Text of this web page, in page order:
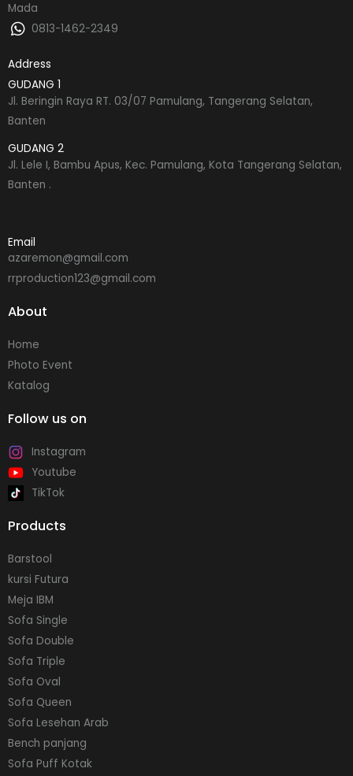
Mada
0813-1462-2349
Address
GUDANG 1
Jl. Beringin Raya RT. 03/07 Pamulang, Tangerang Selatan,
Banten
GUDANG 2
Jl. Lele I, Bambu Apus, Kec. Pamulang, Kota Tangerang Selatan,
Banten .
Email
azaremon@gmail.com
rrproduction123@gmail.com
About
Home
Photo Event
Katalog
Follow us on
Instagram
Youtube
TikTok
Products
Barstool
kursi Futura
Meja IBM
Sofa Single
Sofa Double
Sofa Triple
Sofa Oval
Sofa Queen
Sofa Lesehan Arab
Bench panjang
Sofa Puff Kotak